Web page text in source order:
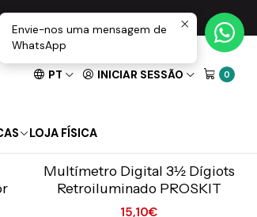
PT INICIAR SESSÃO 0
LOJA FÍSICA
Multímetro Digital 3½ Dígiots
Retroiluminado PROSKIT
15,10€
Envie-nos uma mensagem de
WhatsApp